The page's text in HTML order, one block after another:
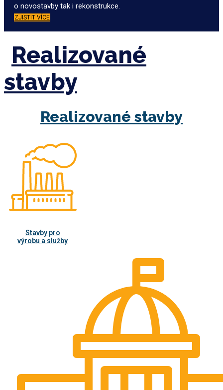
o novostavby tak i rekonstrukce.
ZJISTIT VÍCE
Realizované
stavby
Realizované stavby
Stavby pro
výrobu a služby